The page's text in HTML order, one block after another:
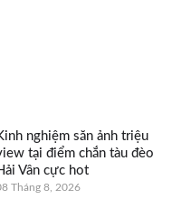
nghiệm săn ảnh triệu
tại điểm chắn tàu đèo
Vân cực hot
Tháng 8, 2026